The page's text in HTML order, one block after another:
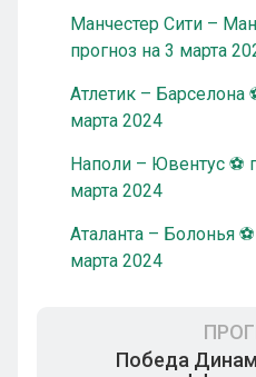
Манчестер Сити –
прогноз на 3 марта
Атлетик – Барселона
марта 2024
Наполи – Ювентус ⚽
марта 2024
Аталанта – Болонья
марта 2024
Победа